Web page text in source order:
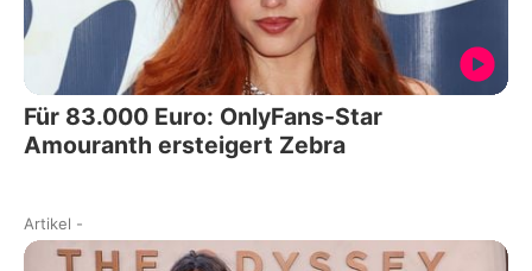
Für 83.000 Euro: OnlyFans-Star
Amouranth ersteigert Zebra
Artikel -